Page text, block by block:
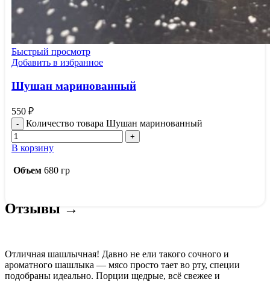
Быстрый просмотр
Добавить в избранное
Шушан маринованный
550 ₽
Количество товара Шушан маринованный
В корзину
Объем 680 гр
Отзывы →
Отличная шашлычная! Давно не ели такого сочного и
ароматного шашлыка — мясо просто тает во рту, специи
подобраны идеально. Порции щедрые, всё свежее и